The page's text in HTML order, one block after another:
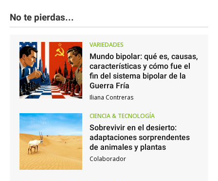
No te pierdas...
VARIEDADES
Mundo bipolar: qué es, causas,
características y cómo fue el
fin del sistema bipolar de la
Guerra Fría
Iliana Contreras
CIENCIA & TECNOLOGÍA
Sobrevivir en el desierto:
adaptaciones sorprendentes
de animales y plantas
Colaborador